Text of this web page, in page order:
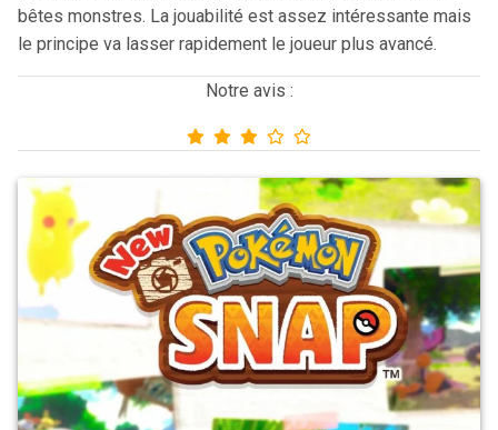
bêtes monstres. La jouabilité est assez intéressante mais
le principe va lasser rapidement le joueur plus avancé.
Notre avis :